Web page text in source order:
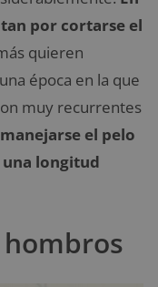
por cortarse el
quieren
época en la que
muy recurrentes
el pelo
una longitud
hombros